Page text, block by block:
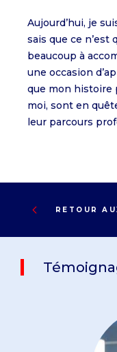
Aujourd’hui, je
sais que ce n’est
beaucoup à
une occasion
que mon histoire
moi, sont en
leur parcours
RETOUR